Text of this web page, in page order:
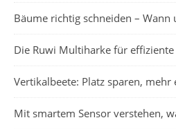
Bäume richtig schneiden – Wann
Die Ruwi Multiharke für
Vertikalbeete: Platz sparen, mehr
Mit smartem Sensor verstehen,